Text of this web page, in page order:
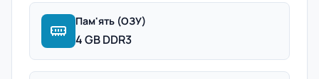
Пам'ять (ОЗУ)
4 GB DDR3